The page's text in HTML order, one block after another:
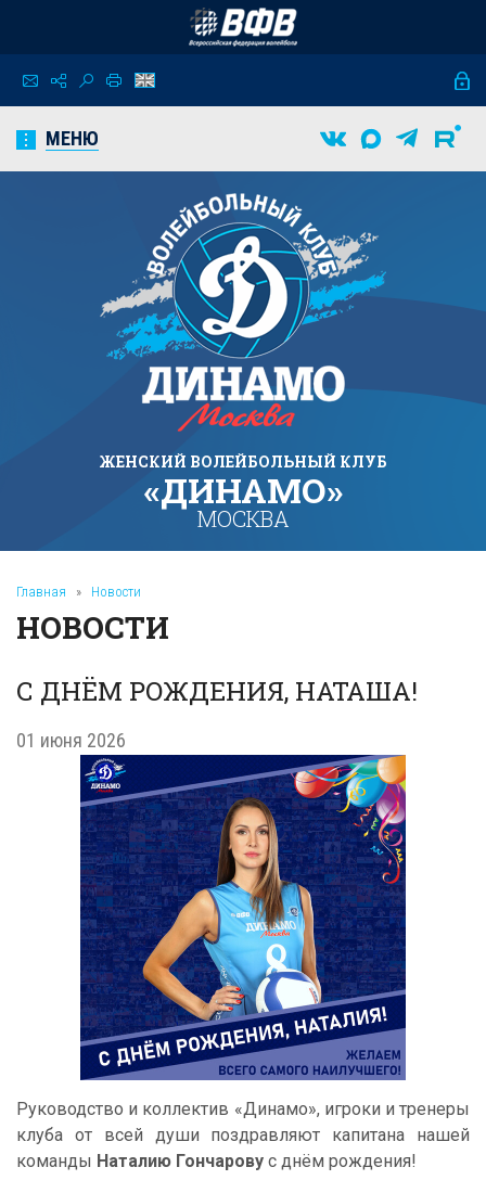
МЕНЮ
ЖЕНСКИЙ ВОЛЕЙБОЛЬНЫЙ КЛУБ
«ДИНАМО»
МОСКВА
Главная » Новости
НОВОСТИ
С ДНЁМ РОЖДЕНИЯ, НАТАША!
01 июня 2026
Руководство и коллектив «Динамо», игроки и тренеры
клуба от всей души поздравляют капитана нашей
команды Наталию Гончарову с днём рождения!